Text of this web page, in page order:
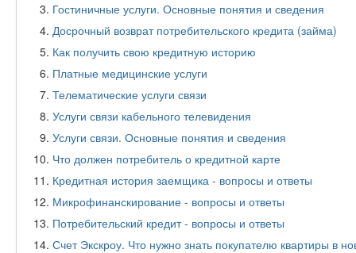
Гостиничные услуги. Основные понятия и сведения
Досрочный возврат потребительского кредита (займа)
Как получить свою кредитную историю
Платные медицинские услуги
Телематические услуги связи
Услуги связи кабельного телевидения
Услуги связи. Основные понятия и сведения
Что должен потребитель о кредитной карте
Кредитная история заемщика - вопросы и ответы
Микрофинанскирование - вопросы и ответы
Потребительский кредит - вопросы и ответы
Счет Экскроу. Что нужно знать покупателю квартиры в